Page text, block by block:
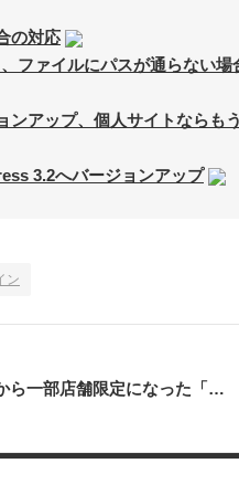
の対応
ファイルにパスが通らない場
アップ、個人サイトならも
3.2へバージョンアップ
ン
4月から一部店舗限定になった「天丼てんや」かき揚げ天丼が10月で全店終了へ